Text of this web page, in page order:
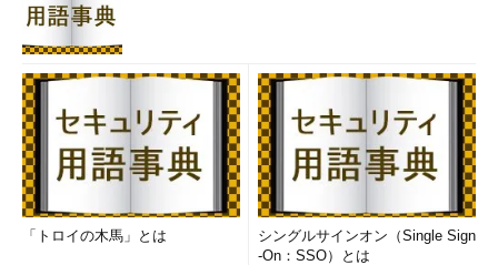
「トロイの木馬」とは
シングルサインオン（Single Sign
-On：SSO）とは